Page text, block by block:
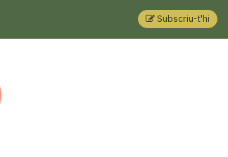
Subscriu-t'hi